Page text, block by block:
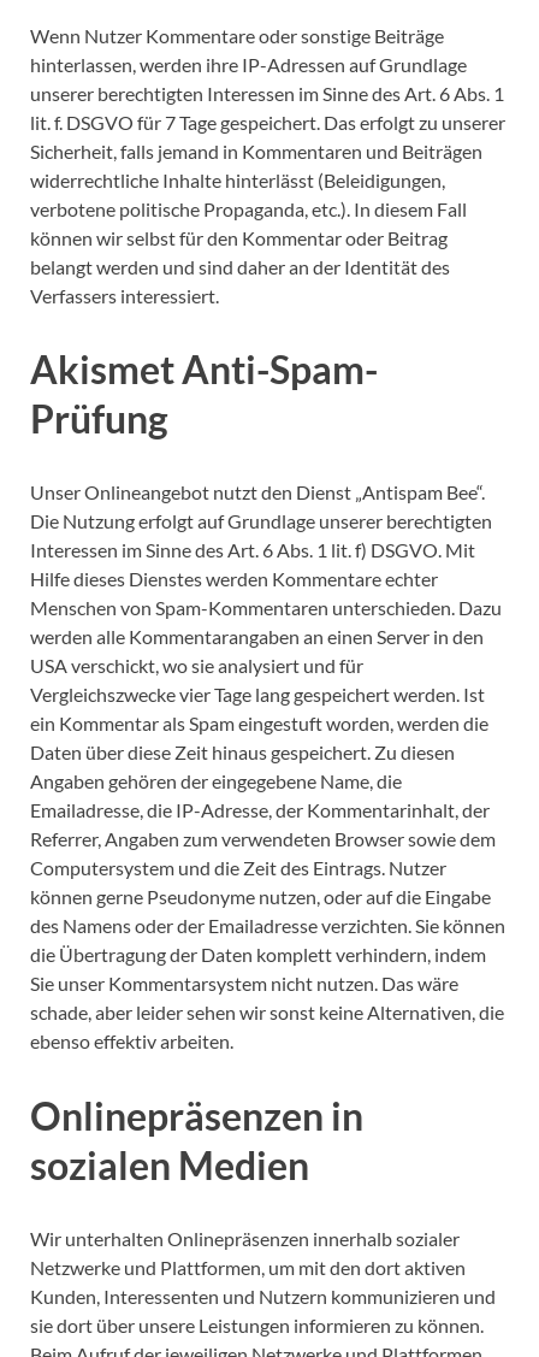
Wenn Nutzer Kommentare oder sonstige Beiträge
hinterlassen, werden ihre IP-Adressen auf Grundlage
unserer berechtigten Interessen im Sinne des Art. 6 Abs. 1
lit. f. DSGVO für 7 Tage gespeichert. Das erfolgt zu unserer
Sicherheit, falls jemand in Kommentaren und Beiträgen
widerrechtliche Inhalte hinterlässt (Beleidigungen,
verbotene politische Propaganda, etc.). In diesem Fall
können wir selbst für den Kommentar oder Beitrag
belangt werden und sind daher an der Identität des
Verfassers interessiert.
Akismet Anti-Spam-
Prüfung
Unser Onlineangebot nutzt den Dienst „Antispam Bee“.
Die Nutzung erfolgt auf Grundlage unserer berechtigten
Interessen im Sinne des Art. 6 Abs. 1 lit. f) DSGVO. Mit
Hilfe dieses Dienstes werden Kommentare echter
Menschen von Spam-Kommentaren unterschieden. Dazu
werden alle Kommentarangaben an einen Server in den
USA verschickt, wo sie analysiert und für
Vergleichszwecke vier Tage lang gespeichert werden. Ist
ein Kommentar als Spam eingestuft worden, werden die
Daten über diese Zeit hinaus gespeichert. Zu diesen
Angaben gehören der eingegebene Name, die
Emailadresse, die IP-Adresse, der Kommentarinhalt, der
Referrer, Angaben zum verwendeten Browser sowie dem
Computersystem und die Zeit des Eintrags. Nutzer
können gerne Pseudonyme nutzen, oder auf die Eingabe
des Namens oder der Emailadresse verzichten. Sie können
die Übertragung der Daten komplett verhindern, indem
Sie unser Kommentarsystem nicht nutzen. Das wäre
schade, aber leider sehen wir sonst keine Alternativen, die
ebenso effektiv arbeiten.
Onlinepräsenzen in
sozialen Medien
Wir unterhalten Onlinepräsenzen innerhalb sozialer
Netzwerke und Plattformen, um mit den dort aktiven
Kunden, Interessenten und Nutzern kommunizieren und
sie dort über unsere Leistungen informieren zu können.